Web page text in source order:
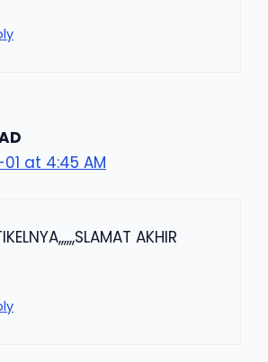
01 at 4:45 AM
AKHIR